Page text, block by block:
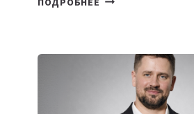
КОТОРЫЕ
РАЗВИВАЮТ
ТЕХНОЛОГИЧЕСКОЕ